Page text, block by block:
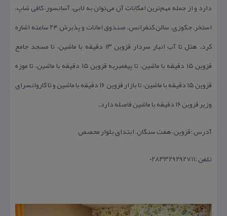
دارد و از جمله مهم‌ترین امكانات آن می‌توان به لابی، آسانسور، كافی شاپ،
استخر، جكوزی، سالن كنفرانس، صندوق امانات و پذیرش ۲۴ ساعته اشاره
كرد. هتل تا آب انبار سردار قزوین ۱۳ دقیقه با ماشین، تا مسجد جامع
قزوین ۱۵ دقیقه با ماشین، تا پیغمبریه قزوین ۱۵ دقیقه با ماشین، تا موزه
قزوین ۱۵ دقیقه با ماشین، تا بازار قزوین ۱۶ دقیقه با ماشین و تا كاروانسرای
وزیر قزوین ۱۶ دقیقه با ماشین فاصله دارد.
آدرس :قزوین، هفت سنگان، ابتدای بلوار محصص
تلفن :۰۲۸۳۳۲۹۲۹۲۷۱۱